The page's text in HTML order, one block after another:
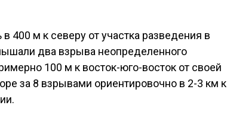
400 м к северу от участка разведения в
два взрыва неопределенного
100 м к восток-юго-восток от своей
за 8 взрывами ориентировочно в 2-3 км к